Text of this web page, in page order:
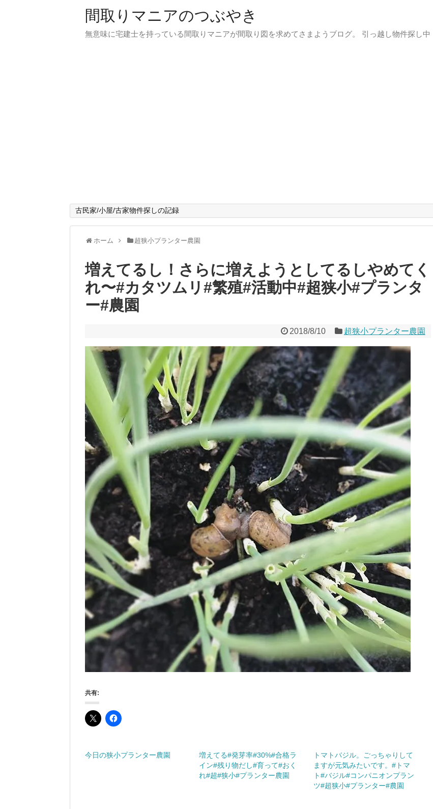
間取りマニアのつぶやき
無意味に宅建士を持っている間取りマニアが間取り図を求めてさまようブログ。 引っ越し物件探し中
古民家/小屋/古家物件探しの記録
ホーム 超狭小プランター農園
増えてるし！さらに増えようとしてるし︎やめてく
れ〜#カタツムリ#繁殖#活動中#超狭小#プランタ
ー#農園
2018/8/10 超狭小プランター農園
共有:
今日の狭小プランター農園
増えてる#発芽率#30%#合格ラ
イン#残り物だし#育って#おく
れ#超#狭小#プランター農園
トマトバジル。ごっちゃりして
ますが元気みたいです。#トマ
ト#バジル#コンパニオンプラン
ツ#超狭小#プランター#農園